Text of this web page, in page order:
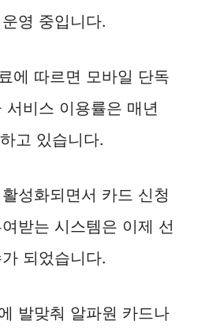
영 중입니다.
에 따르면 모바일 단독
서비스 이용률은 매년
고 있습니다.
성화되면서 카드 신청
받는 시스템은 이제 선
되었습니다.
발맞춰 알파원 카드나